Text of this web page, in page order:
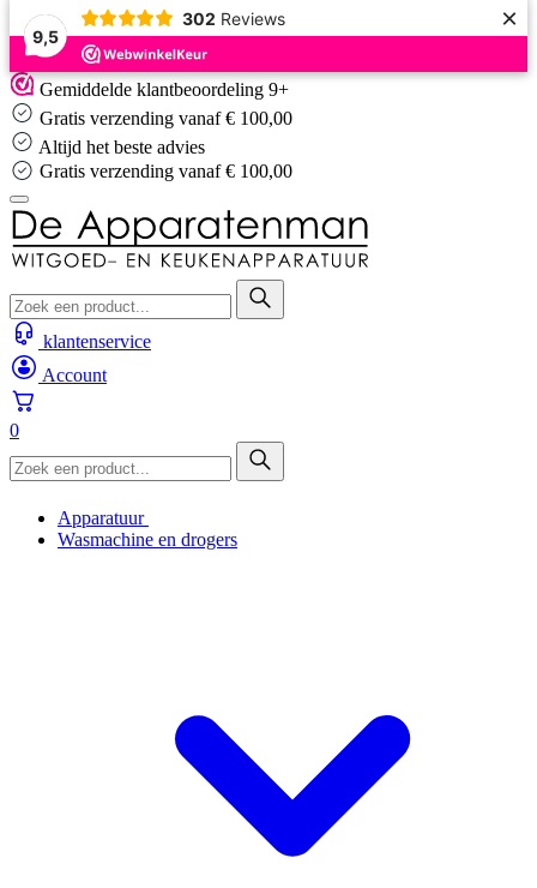
9,5
302 Reviews ×
Skip
to
content
Gemiddelde klantbeoordeling 9+
Gratis verzending vanaf € 100,00
Altijd het beste advies
Altijd het beste advies
klantenservice
Account
0
Apparatuur
Wasmachine en drogers